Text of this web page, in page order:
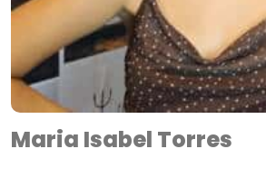
Maria Isabel Torres